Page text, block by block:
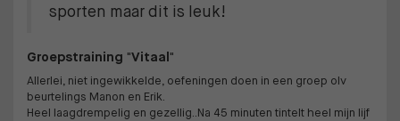
sporten maar dit is leuk!
Groepstraining "Vitaal"
Allerlei, niet ingewikkelde, oefeningen doen in een groep olv
beurtelings Manon en Erik.
Heel laagdrempelig en gezellig..Na 45 minuten tintelt heel mijn lijf